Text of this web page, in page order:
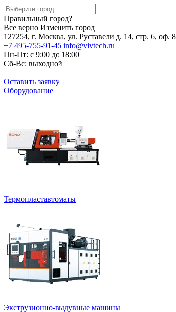
Правильный город?
Все верно Изменить город
127254, г. Москва, ул. Руставели д. 14, стр. 6, оф. 8
+7 495-755-91-45 info@vivtech.ru
Пн-Пт: с 9:00 до 18:00
Сб-Вс: выходной
Оставить заявку
Оборудование
Термопластавтоматы
Экструзионно-выдувные машины